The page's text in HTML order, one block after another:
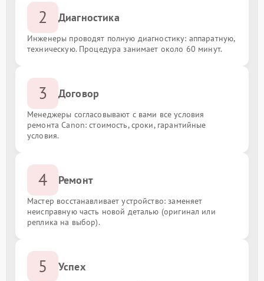
2 Диагностика
Инженеры проводят полную диагностику: аппаратную,
техническую. Процедура занимает около 60 минут.
3 Договор
Менеджеры согласовывают с вами все условия
ремонта Canon: стоимость, сроки, гарантийные
условия.
4 Ремонт
Мастер восстанавливает устройство: заменяет
неисправную часть новой деталью (оригинал или
реплика на выбор).
5 Успех